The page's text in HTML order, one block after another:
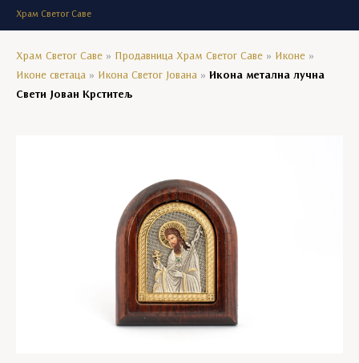
Храм Светог Саве
Храм Светог Саве » Продавница Храм Светог Саве » Иконе »
Иконе светаца » Икона Светог Јована » Икона метална лучна
Свети Јован Крститељ